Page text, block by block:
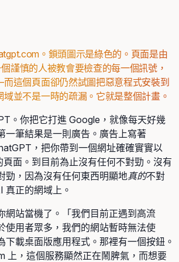
。鎖頭圖示是綠色的。頁面是由
謹慎的人被教會要檢查的每一個訊號，
這個頁面卻仍然試圖把惡意程式安裝到
並不是一時的疏漏。它就是整個計畫。
。你把它打進 Google，就像每天好幾
一筆結果是一則廣告。廣告上寫著
，把你帶到一個網址確確實實以
頁面。到目前為止沒有任何不對勁。沒有
勁，因為沒有任何東西明顯地真的不對
真正的網域上。
網站當機了。「我們目前正遇到高流
使用者眾多，我們的網站暫時無法使
下載桌面版應用程式。那裡有一個按鈕。
上，這個服務顯然正在鬧脾氣，而想要